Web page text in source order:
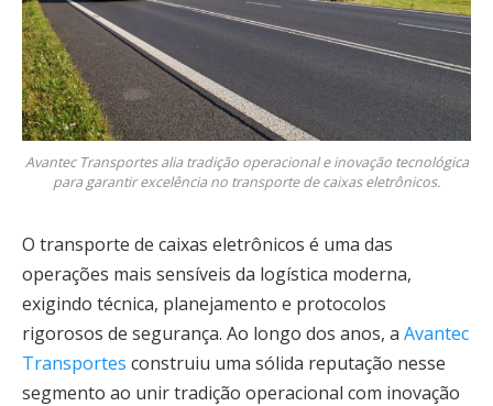
Avantec Transportes alia tradição operacional e inovação tecnológica
para garantir excelência no transporte de caixas eletrônicos.
O transporte de caixas eletrônicos é uma das
operações mais sensíveis da logística moderna,
exigindo técnica, planejamento e protocolos
rigorosos de segurança. Ao longo dos anos, a Avantec
Transportes construiu uma sólida reputação nesse
segmento ao unir tradição operacional com inovação